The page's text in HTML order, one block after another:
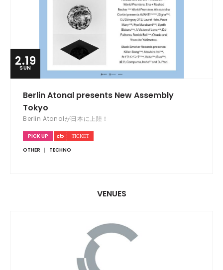
2.19
SUN
Berlin Atonal presents New Assembly
Tokyo
Berlin Atonalが日本に上陸！
PICK UP
OTHER
TECHNO
VENUES